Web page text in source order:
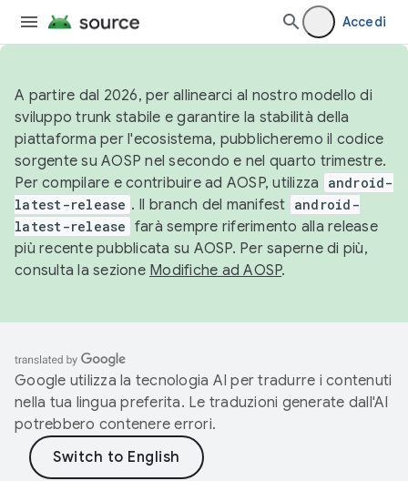
Accedi
A partire dal 2026, per allinearci al nostro modello di
sviluppo trunk stabile e garantire la stabilità della
piattaforma per l'ecosistema, pubblicheremo il codice
sorgente su AOSP nel secondo e nel quarto trimestre.
Per compilare e contribuire ad AOSP, utilizza
android-
latest-release . Il branch del manifest android-
latest-release farà sempre riferimento alla release
più recente pubblicata su AOSP. Per saperne di più,
consulta la sezione Modifiche ad AOSP.
Google utilizza la tecnologia AI per tradurre i contenuti
nella tua lingua preferita. Le traduzioni generate dall'AI
potrebbero contenere errori.